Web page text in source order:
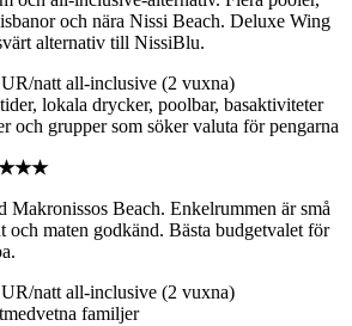
och nära Nissi Beach. Deluxe Wing
alternativ till NissiBlu.
natt all-inclusive (2 vuxna)
lokala drycker, poolbar, basaktiviteter
och grupper som söker valuta för pengarna
Makronissos Beach. Enkelrummen är små
och maten godkänd. Bästa budgetvalet för
natt all-inclusive (2 vuxna)
familjer